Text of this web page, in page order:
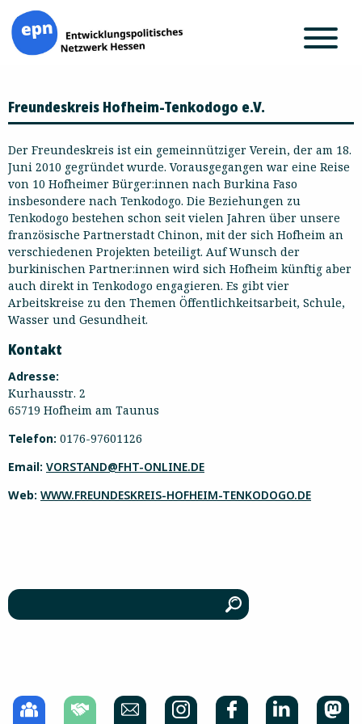
Inhalt
springen
Freundeskreis Hofheim-Tenkodogo e.V.
Der Freundeskreis ist ein gemeinnütziger Verein, der am 18.
Juni 2010 gegründet wurde. Vorausgegangen war eine Reise
von 10 Hofheimer Bürger:innen nach Burkina Faso
insbesondere nach Tenkodogo. Die Beziehungen zu
Tenkodogo bestehen schon seit vielen Jahren über unsere
französische Partnerstadt Chinon, mit der sich Hofheim an
verschiedenen Projekten beteiligt. Auf Wunsch der
burkinischen Partner:innen wird sich Hofheim künftig aber
auch direkt in Tenkodogo engagieren. Es gibt vier
Arbeitskreise zu den Themen Öffentlichkeitsarbeit, Schule,
Wasser und Gesundheit.
Kontakt
Adresse:
Kurhausstr. 2
65719 Hofheim am Taunus
Telefon: 0176-97601126
Email: VORSTAND@FHT-ONLINE.DE
Web: WWW.FREUNDESKREIS-HOFHEIM-TENKODOGO.DE